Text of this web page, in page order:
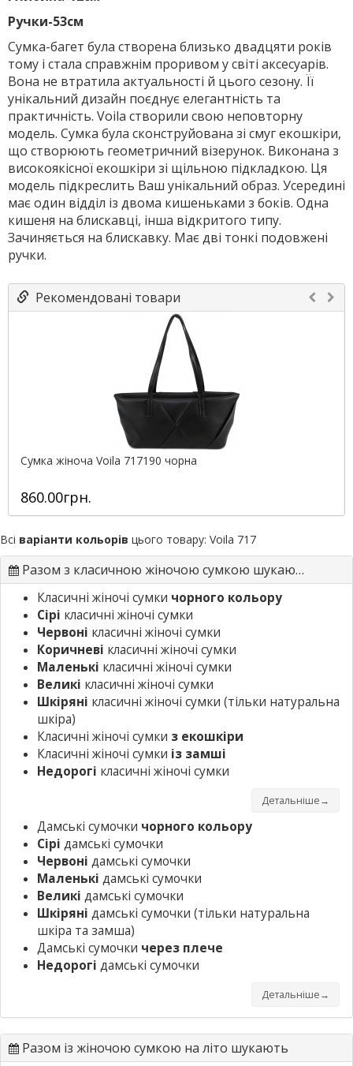
Ручки-53см
Сумка-багет була створена близько двадцяти років
тому і стала справжнім проривом у світі аксесуарів.
Вона не втратила актуальності й цього сезону. Її
унікальний дизайн поєднує елегантність та
практичність. Voila створили свою неповторну
модель. Сумка була сконструйована зі смуг екошкіри,
що створюють геометричний візерунок. Виконана з
високоякісної екошкіри зі щільною підкладкою. Ця
модель підкреслить Ваш унікальний образ. Усередині
має один відділ із двома кишеньками з боків. Одна
кишеня на блискавці, інша відкритого типу.
Зачиняється на блискавку. Має дві тонкі подовжені
ручки.
Рекомендовані товари
Сумка жіноча Voila 717190 чорна
860.00грн.
Всі варіанти кольорів цього товару: Voila 717
Разом з класичною жіночою сумкою шукають
Класичні жіночі сумки чорного кольору
Сірі класичні жіночі сумки
Червоні класичні жіночі сумки
Коричневі класичні жіночі сумки
Маленькі класичні жіночі сумки
Великі класичні жіночі сумки
Шкіряні класичні жіночі сумки (тільки натуральна
шкіра)
Класичні жіночі сумки з екошкіри
Класичні жіночі сумки із замші
Недорогі класичні жіночі сумки
Детальніше→
Дамські сумочки чорного кольору
Сірі дамські сумочки
Червоні дамські сумочки
Маленькі дамські сумочки
Великі дамські сумочки
Шкіряні дамські сумочки (тільки натуральна
шкіра та замша)
Дамські сумочки через плече
Недорогі дамські сумочки
Детальніше→
Разом із жіночою сумкою на літо шукають